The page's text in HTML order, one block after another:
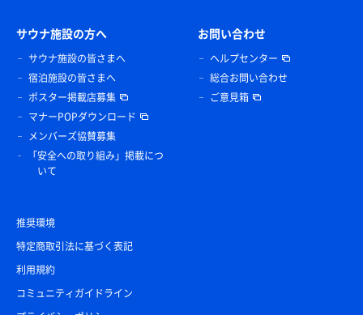
サウナ施設の方へ
サウナ施設の皆さまへ
宿泊施設の皆さまへ
ポスター掲載店募集
マナーPOPダウンロード
メンバーズ協賛募集
「安全への取り組み」掲載につ
いて
お問い合わせ
ヘルプセンター
総合お問い合わせ
ご意見箱
推奨環境
特定商取引法に基づく表記
利用規約
コミュニティガイドライン